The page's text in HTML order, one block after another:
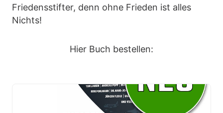
Friedensstifter, denn ohne Frieden ist alles
Nichts!
Hier Buch bestellen: